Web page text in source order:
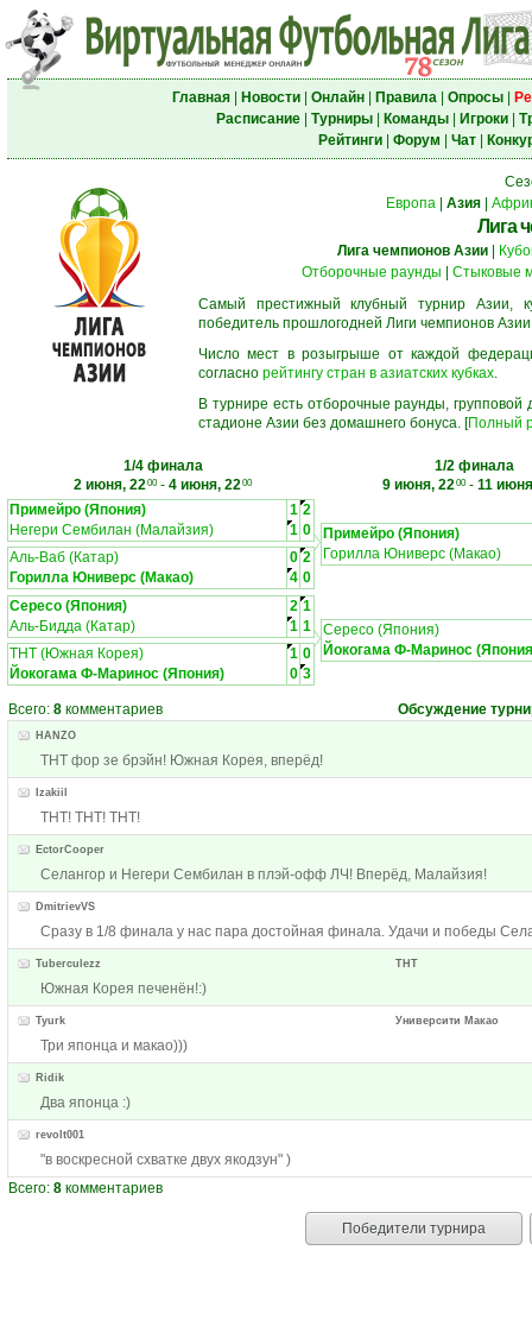
Главная| Новости| Онлайн| Правила| Опросы|
Расписание| Турниры| Команды| Игроки|
Рейтинги| Форум Чат|
Европа
Азия
Лига
Лига чемпионов Азии
Отборочные раунды
Стыковые
Самый престижный клубный турнир Азии,
победитель прошлогодней Лиги чемпионов
Число мест в розыгрыше от каждой
согласно рейтингу стран в азиатских кубках.
В турнире есть отборочные раунды,
стадионе Азии без домашнего бонуса. [Полный
1/4 финала
2 июня, 2200- 4 июня, 2200
1/2 финала
9 июня, 2200- 11
Примейро (Япония)
1 2
Негери Сембилан (Малайзия)
1 0
Аль-Ваб (Катар)
0 2
Горилла Юниверс (Макао)
4 0
Примейро (Япония)
Горилла Юниверс (Макао)
Сересо (Япония) 2 1
Аль-Бидда (Катар)
1 1
ТНТ (Южная Корея)
1 0
Йокогама Ф-Маринос (Япония)
0 3
Сересо (Япония)
Йокогама Ф-Маринос
Всего: 8 комментариев Обсуждение
HANZO
ТНТ фор зе брэйн! Южная Корея, вперёд!
Izakiil
ТНТ! ТНТ! ТНТ!
EctorCooper
Селангор и Негери Сембилан в плэй-офф ЛЧ! Вперёд, Малайзия!
DmitrievVS
Сразу в 1/8 финала у нас пара достойная финала. Удачи и победы
Tuberculezz ТНТ
Южная Корея печенён!:)
Tyurk Университи Макао
Три японца и макао)))
Ridik
Два японца :)
revolt001
"в воскресной схватке двух якодзун" )
Всего: 8 комментариев
Победители турнира